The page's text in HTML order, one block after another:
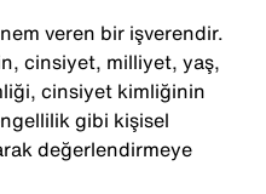
veren bir işverendir.
cinsiyet, milliyet, yaş,
cinsiyet kimliğinin
gibi kişisel
değerlendirmeye